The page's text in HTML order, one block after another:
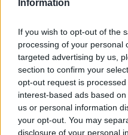
Information
If you wish to opt-out of the
processing of your personal
targeted advertising by us,
section to confirm your
opt-out request is
interest-based ads based
us or personal information
your opt-out. You may
disclosure of your personal
25 ονόματα - Δεν γίνεται
φόρο τιμής στην
οικογένειας του
αγίους